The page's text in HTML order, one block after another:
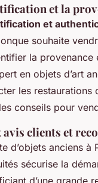
et la
et
souhaite
la provenance
en objets d’art
les restaurations
conseils pour
avis clients et
d’objets anciens
sécurise la
d’une grande